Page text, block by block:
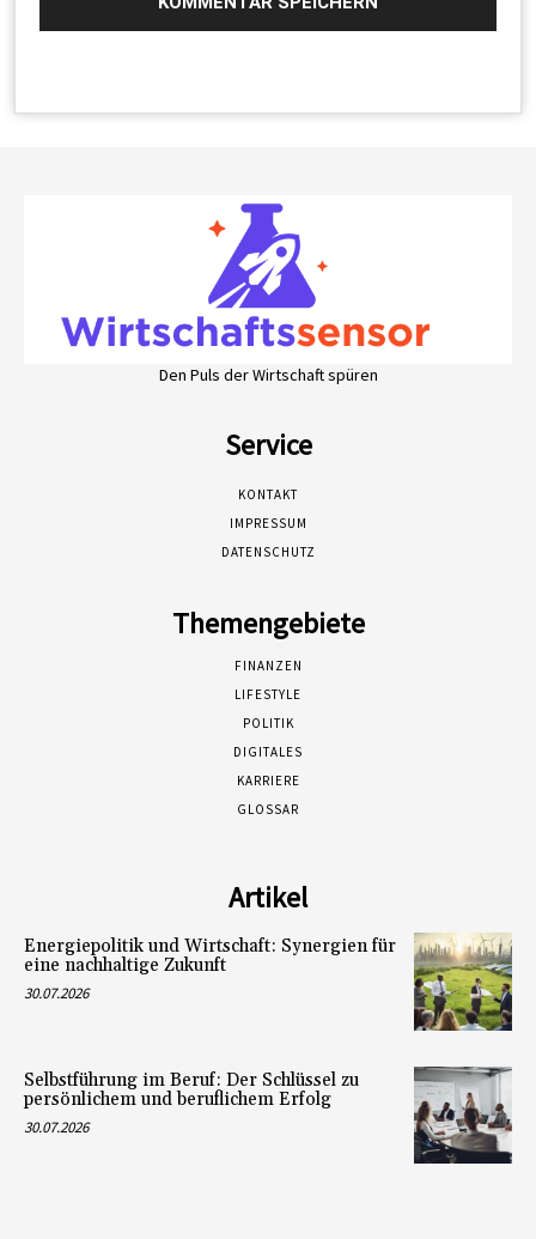
Den Puls der Wirtschaft spüren
Service
KONTAKT
IMPRESSUM
DATENSCHUTZ
Themengebiete
FINANZEN
LIFESTYLE
POLITIK
DIGITALES
KARRIERE
GLOSSAR
Artikel
Energiepolitik und Wirtschaft: Synergien für
eine nachhaltige Zukunft
30.07.2026
Selbstführung im Beruf: Der Schlüssel zu
persönlichem und beruflichem Erfolg
30.07.2026